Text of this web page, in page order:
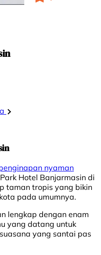
nyaman
Hotel Banjarmasin di
taman tropis yang bikin
pada umumnya.
lengkap dengan enam
yang datang untuk
yang santai pas